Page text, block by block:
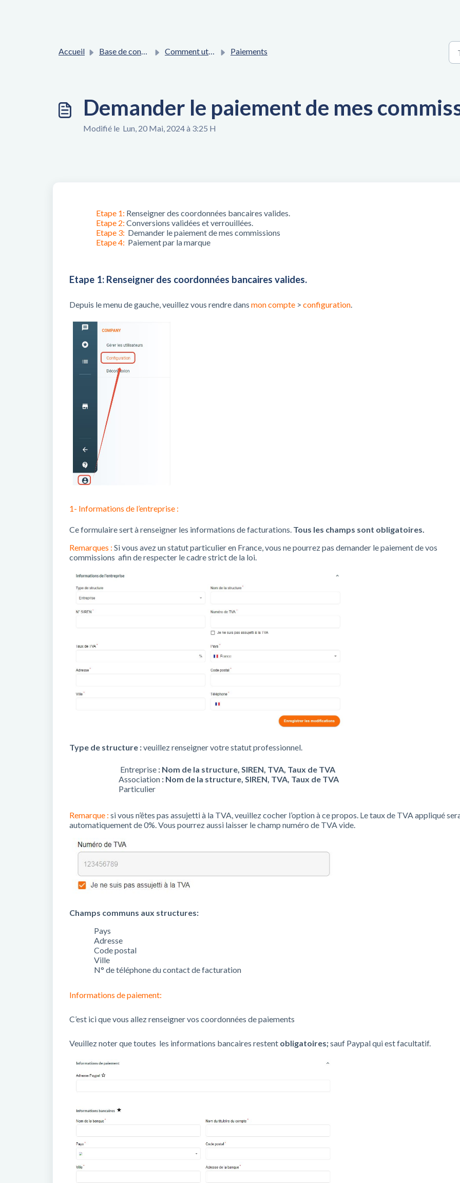
Accueil Base de connaissances Comment utiliser l'interface ? Paiements
Demander le paiement de mes
Modifié le Lun, 20 Mai, 2024 à 3:25 H
Etape 1: Renseigner des coordonnées bancaires valides.
Etape 2: Conversions validées et verrouillées.
Etape 3: Demander le paiement de mes commissions
Etape 4: Paiement par la marque
Etape 1: Renseigner des coordonnées bancaires valides.
Depuis le menu de gauche, veuillez vous rendre dans mon compte > configuration
1- Informations de l’entreprise :
Ce formulaire sert à renseigner les informations de facturations. Tous les champs sont obligatoires.
Remarques : Si vous avez un statut particulier en France, vous ne pourrez pas demander le paiement de vos
commissions afin de respecter le cadre strict de la loi.
Type de structure :veuillez renseigner votre statut professionnel.
Entreprise : Nom de la structure, SIREN, TVA, Taux de TVA
Association : Nom de la structure, SIREN, TVA, Taux de TVA
Particulier
Remarque : si vous n’êtes pas assujetti à la TVA, veuillez cocher l’option à ce propos. Le taux de TVA appliqué
automatiquement de 0%. Vous pourrez aussi laisser le champ numéro de TVA vide.
Champs communs aux structures:
Pays
Adresse
Code postal
Ville
N° de téléphone du contact de facturation
Informations de paiement:
C’est ici que vous allez renseigner vos coordonnées de paiements
Veuillez noter que toutes les informations bancaires restent obligatoires;sauf Paypal qui est facultatif.